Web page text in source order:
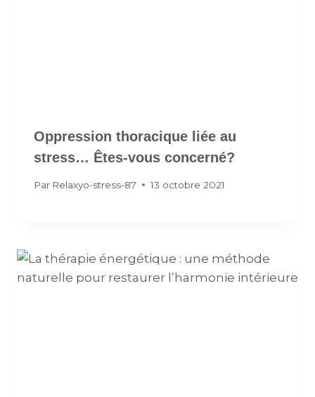
Oppression thoracique liée au
stress… Êtes-vous concerné?
Par Relaxyo-stress-87 13 octobre 2021